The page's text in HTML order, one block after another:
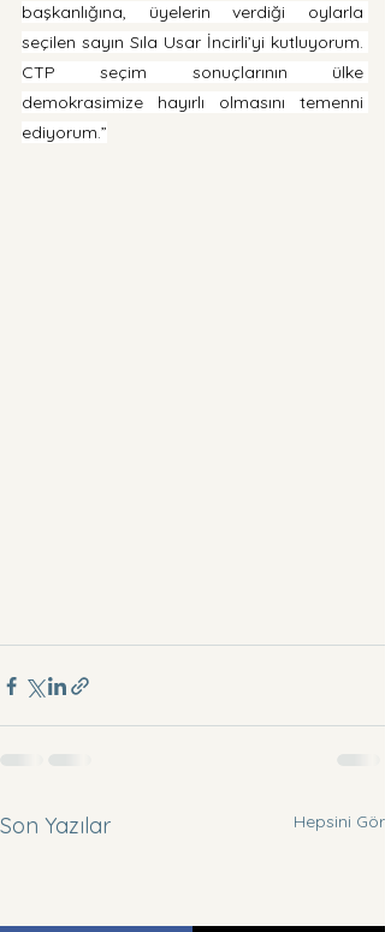
başkanlığına, üyelerin verdiği oylarla
seçilen sayın Sıla Usar İncirli’yi kutluyorum.
CTP seçim sonuçlarının ülke
demokrasimize hayırlı olmasını temenni
ediyorum.”
Son Yazılar Hepsini Gör